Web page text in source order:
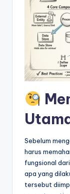
S
w
Sebelum
harus
fungsional
apa yang
tersebut